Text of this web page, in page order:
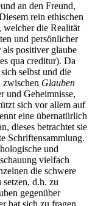
an den Freund,
rein ethischen
welcher die Realität
und persönlicher
positiver glaube
qua creditur). Da
selbst und die
Glauben
und Geheimnisse,
sich vor allem auf
eine übernatürlich
dieses betrachtet sie
Schriftensammlung.
und
vielfach
die schwere
d.h. zu
gegenüber
hat sich zu fragen,